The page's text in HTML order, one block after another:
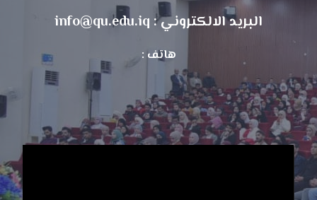
البريد الالكتروني : info@qu.edu.iq
هاتف :